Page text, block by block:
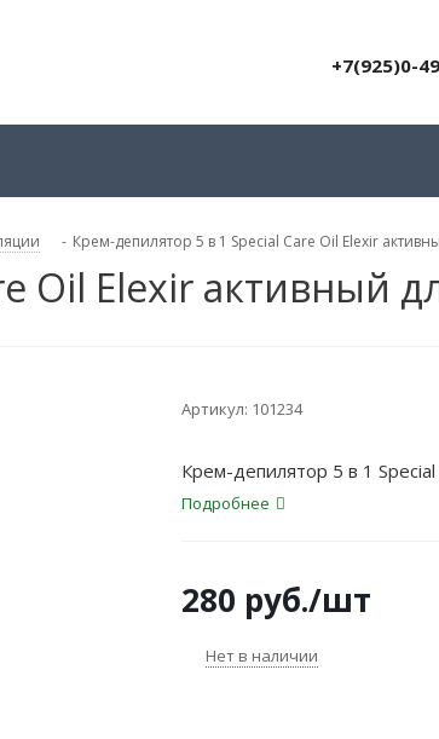
+7(925)0-
- Крем-депилятор 5 в 1 Special Care Oil Elexir
Oil Elexir активный
Артикул: 101234
Крем-депилятор 5 в 1
Подробнее
280 руб./шт
Нет в наличии